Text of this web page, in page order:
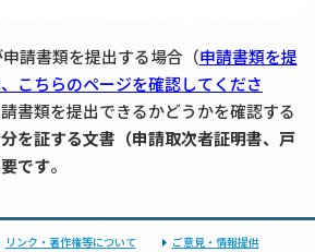
請書類を提出する場合（申請書類を提
こちらのページを確認してくださ
書類を提出できるかどうかを確認する
を証する文書（申請取次者証明書、戸
です。
リンク・著作権等について ご意見・情報提供